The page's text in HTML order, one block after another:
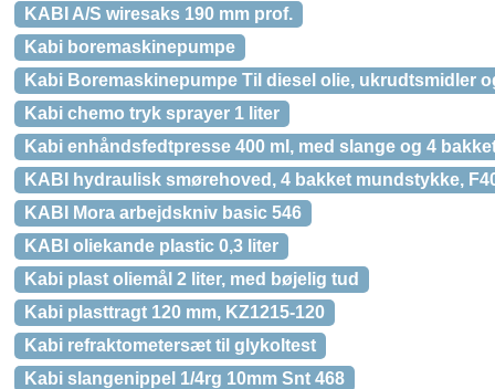
KABI A/S wiresaks 190 mm prof.
Kabi boremaskinepumpe
Kabi Boremaskinepumpe Til diesel olie, ukrudtsmidler
Kabi chemo tryk sprayer 1 liter
Kabi enhåndsfedtpresse 400 ml, med slange og 4
KABI hydraulisk smørehoved, 4 bakket mundstykke,
KABI Mora arbejdskniv basic 546
KABI oliekande plastic 0,3 liter
Kabi plast oliemål 2 liter, med bøjelig tud
Kabi plasttragt 120 mm, KZ1215-120
Kabi refraktometersæt til glykoltest
Kabi slangenippel 1/4rg 10mm Snt 468